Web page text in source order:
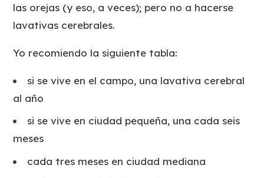
las orejas (y eso, a veces); pero no a hacerse
lavativas cerebrales.
Yo recomiendo la siguiente tabla:
si se vive en el campo, una lavativa cerebral
al año
si se vive en ciudad pequeña, una cada seis
meses
cada tres meses en ciudad mediana